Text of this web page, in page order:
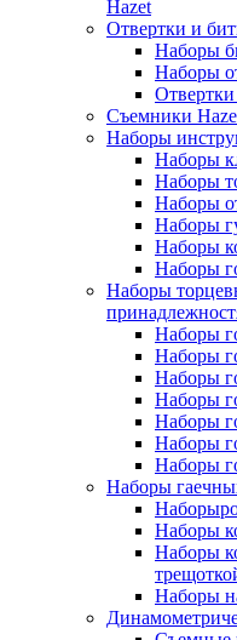
Hazet
Отвертки и
Наборы
Наборы
Съемники
Наборы
Наборы
Наборы
Наборы
Наборы
Наборы
Наборы
Наборы
Наборы
Наборы
Наборы
Наборы
Наборы
Наборы
Наборы
Наборы
Наборы
Наборы
Наборы